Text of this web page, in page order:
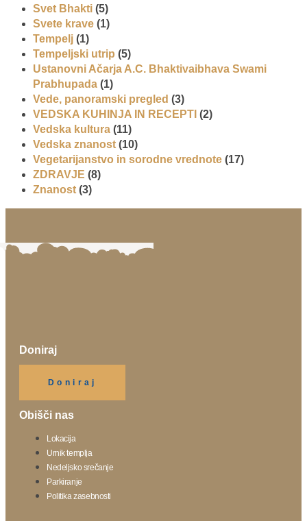
Svet Bhakti (5)
Svete krave (1)
Tempelj (1)
Tempeljski utrip (5)
Ustanovni Ačarja A.C. Bhaktivaibhava Swami
Prabhupada (1)
Vede, panoramski pregled (3)
VEDSKA KUHINJA IN RECEPTI (2)
Vedska kultura (11)
Vedska znanost (10)
Vegetarijanstvo in sorodne vrednote (17)
ZDRAVJE (8)
Znanost (3)
Doniraj
Doniraj
Obišči nas
Lokacija
Urnik templja
Nedeljsko srečanje
Parkiranje
Politika zasebnosti